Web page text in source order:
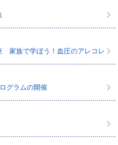
家族で学ぼう！血圧のアレコレ
グラムの開催